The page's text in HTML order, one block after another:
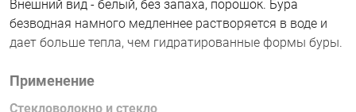
Внешний вид - белый, без запаха, порошок. Бура
безводная намного медленнее растворяется в воде и
дает больше тепла, чем гидратированные формы буры.
Применение
Стекловолокно и стекло